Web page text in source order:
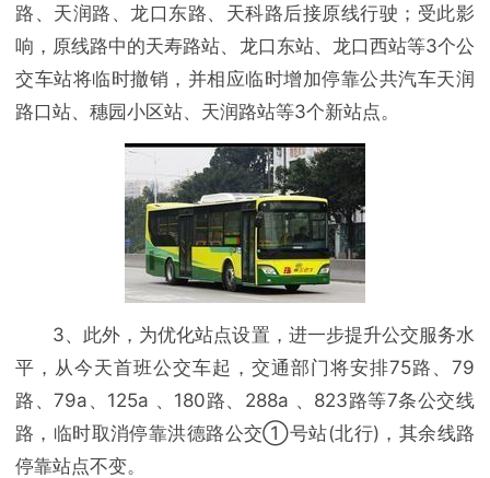
路、天润路、龙口东路、天科路后接原线行驶；受此影
响，原线路中的天寿路站、龙口东站、龙口西站等3个公
交车站将临时撤销，并相应临时增加停靠公共汽车天润
路口站、穗园小区站、天润路站等3个新站点。
3、此外，为优化站点设置，进一步提升公交服务水
平，从今天首班公交车起，交通部门将安排75路、79
路、79a、125a 、180路、288a 、823路等7条公交线
路，临时取消停靠洪德路公交①号站(北行)，其余线路
停靠站点不变。